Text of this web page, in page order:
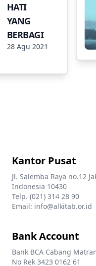
HATI
YANG
BERBAGI
28 Agu 2021
Kantor Pusat
Jl. Salemba Raya no.12
Indonesia 10430
Telp. (021) 314 28 90
Email: info@alkitab.or.id
Bank Account
Bank BCA Cabang
No Rek 3423 0162 61